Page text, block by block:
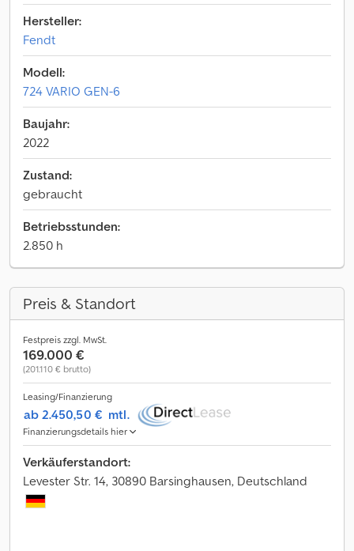
Hersteller:
Fendt
Modell:
724 VARIO GEN-6
Baujahr:
2022
Zustand:
gebraucht
Betriebsstunden:
2.850 h
Preis & Standort
Festpreis zzgl. MwSt.
169.000 €
(201.110 € brutto)
Leasing/Finanzierung
ab 2.450,50 € mtl.
Finanzierungsdetails hier
Verkäuferstandort:
Levester Str. 14, 30890 Barsinghausen, Deutschland